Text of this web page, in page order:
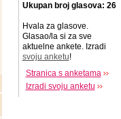
Ukupan broj glasova: 26
Hvala za glasove.
Glasao/la si za sve
aktuelne ankete. Izradi
svoju anketu!
Stranica s anketama
Izradi svoju anketu